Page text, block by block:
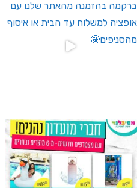
מין העובר רק במסיבלנד !! קיים